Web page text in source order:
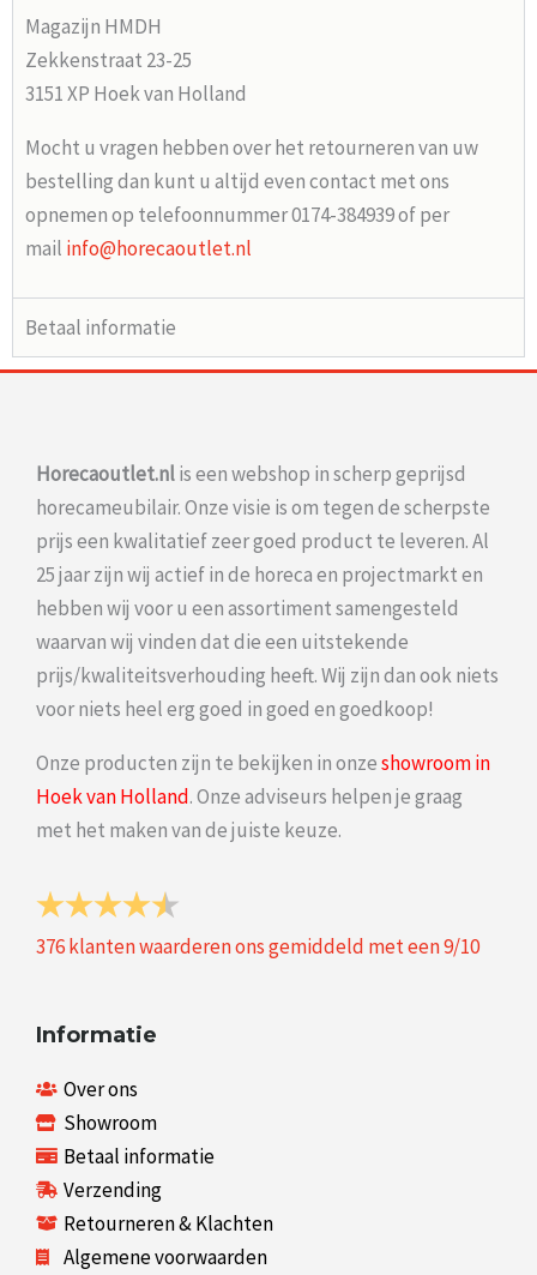
Magazijn HMDH
Zekkenstraat 23-25
3151 XP Hoek van Holland
Mocht u vragen hebben over het retourneren van uw
bestelling dan kunt u altijd even contact met ons
opnemen op telefoonnummer 0174-384939 of per
mail info@horecaoutlet.nl
Betaal informatie
Horecaoutlet.nlis een webshop in scherp geprijsd
horecameubilair. Onze visie is om tegen de scherpste
prijs een kwalitatief zeer goed product te leveren. Al
25 jaar zijn wij actief in de horeca en projectmarkt en
hebben wij voor u een assortiment samengesteld
waarvan wij vinden dat die een uitstekende
prijs/kwaliteitsverhouding heeft. Wij zijn dan ook niets
voor niets heel erg goed in goed en goedkoop!
Onze producten zijn te bekijken in onzeshowroom in
Hoek van Holland. Onze adviseurs helpen je graag
met het maken van de juiste keuze.
376klanten waarderen ons gemiddeld met een9/10
Informatie
Over ons
Showroom
Betaal informatie
Verzending
Retourneren & Klachten
Algemene voorwaarden